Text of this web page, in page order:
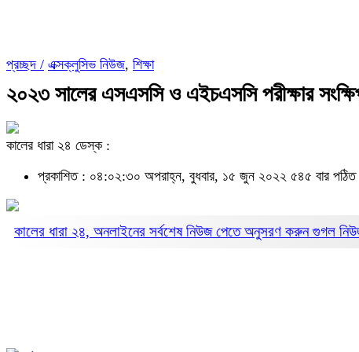
প্রচ্ছদ / এক্সক্লুসিভ নিউজ, শিক্ষা
২০২৩ সালের এসএসসি ও এইচএসসি পরীক্ষার
কালের ধারা ২৪ ডেস্ক :
প্রকাশিত : ০৪:০২:৩০ অপরাহ্ন, বুধবার, ১৫ জুন ২০২২ ৫৪৫ বার পঠিত
কালের ধারা ২৪, অনলাইনের সর্বশেষ নিউজ পেতে অনুসরণ করুনগুগল